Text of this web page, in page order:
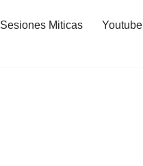
Sesiones Miticas Youtube